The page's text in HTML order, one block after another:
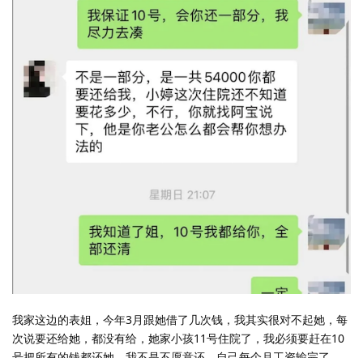
我家这边的表姐，今年3月跟她借了几次钱，我其实很对不起她，每
次说要还给她，都没有给，她家小孩11号住院了，我必须要赶在10